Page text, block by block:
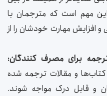
مهم است که مترجمان با
مهارت خودشان را از
برای مصرف کنندگان:
و مقالات ترجمه شده
و قابل درک مواجه شوند.